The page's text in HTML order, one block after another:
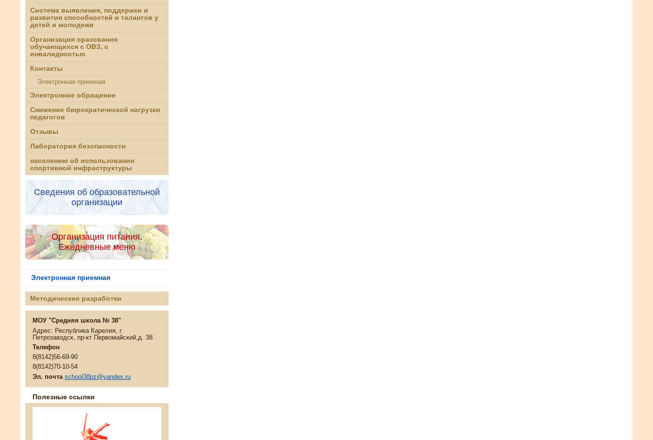
Система выявления, поддержки и
развития способностей и талантов у
детей и молодежи
Организация оразования
обучающихся с ОВЗ, с
инвалидностью
Контакты
Электронная приемная
Электронное обращение
Снижение бюрократической нагрузки
педагогов
Отзывы
Лаборатория безопасности
населению об использовании
спортивной инфраструктуры
Сведения об образовательной
организации
Организация питания.
Ежедневные меню
Электронная приемная
Методические разработки
МОУ "Средняя школа № 38"
Адрес: Республика Карелия, г.
Петрозаводск, пр-кт Первомайский,д. 38
Телефон
8(8142)56-69-90
8(8142)70-10-54
Эл. почта school38pz@yandex.ru
Полезные ссылки